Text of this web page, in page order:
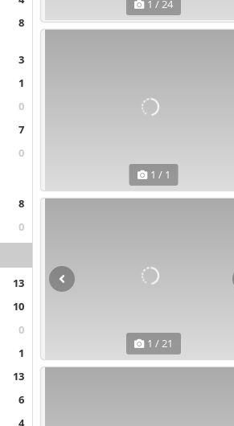
8
3
1
0
7
0
8
0
13
10
0
1
13
6
4
1 / 24
1 / 1
1 / 21